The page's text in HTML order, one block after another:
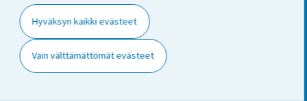
Hyväksyn kaikki evästeet
Vain välttämättömät evästeet
Työpajankatu13
Vaihde029 551 1000